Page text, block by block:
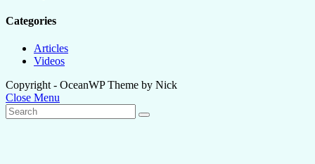
Categories
Articles
Videos
Copyright - OceanWP Theme by Nick
Close Menu